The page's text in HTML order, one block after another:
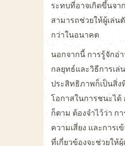
ระทบที่อาจเกิดขึ้นจา
สามารถช่วยให้ผู้เล่น
กว่าในอนาคต
นอกจากนี้ การรู้จักอ่า
กลยุทธ์และวิธีการเล่
ประสิทธิภาพก็เป็นสิ่ง
โอกาสในการชนะได้
ก็ตาม ต้องจำไว้ว่า ก
ความเสี่ยง และการเ
ที่เกี่ยวข้องจะช่วยให้